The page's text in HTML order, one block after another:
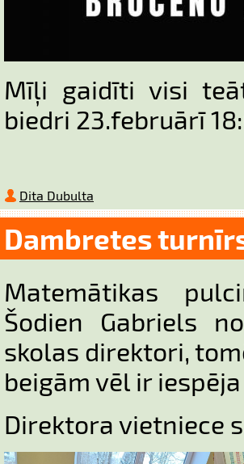
Mīļi gaidīti visi
biedri 23.februārī
Dita Dubulta
Dambretes
Matemātikas
Šodien Gabriels
skolas direktori,
beigām vēl ir
Direktora vietniece